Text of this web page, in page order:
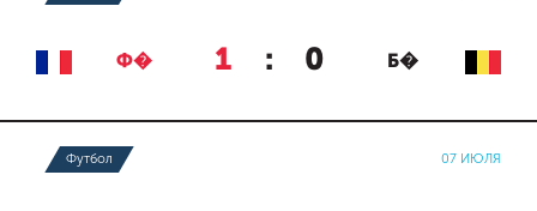
Ф� 1 : 0 Б�
Футбол 07 ИЮЛЯ